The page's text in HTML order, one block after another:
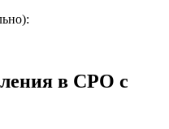
в СРО с